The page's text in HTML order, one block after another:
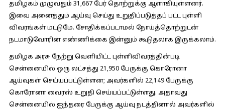
தமிழகம் முழுவதும் 31,667 பேர் தொற்றுக்கு ஆளாகியுள்ளனர்.
இவை அனைத்தும் ஆய்வு செய்து உறுதிப்படுத்தப் பட்ட புள்ளி
விவரங்கள் மட்டுமே. சோதிக்கப்படாமல் நோய்த்தொற்றுடன்
நடமாடுவோரின் எண்ணிக்கை இன்னும் கூடுதலாக இருக்கலாம்.
தமிழக அரசு நேற்று வெளியிட்ட புள்ளிவிவரத்தின்படி
சென்னையில் ஒரு லட்சத்து 21,950 பேருக்கு கொரோனா
ஆய்வுகள் செய்யப்பட்டுள்ளன; அவர்களில் 22,149 பேருக்கு
கொரோனா வைரஸ் உறுதி செய்யப்பட்டுள்ளது. அதாவது
சென்னையில் ஐந்தரை பேருக்கு ஆய்வு நடத்தினால் அவர்களில்